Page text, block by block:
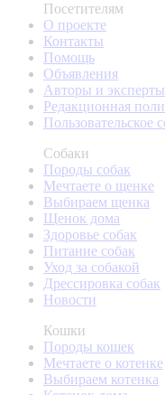
Посетителям
О проекте
Контакты
Помощь
Объявления
Авторы и эксперты
Редакционная
Пользовательское
Собаки
Породы собак
Мечтаете о щенке
Выбираем щенка
Щенок дома
Здоровье собак
Питание собак
Уход за собакой
Дрессировка собак
Новости
Кошки
Породы кошек
Мечтаете о котенке
Выбираем котенка